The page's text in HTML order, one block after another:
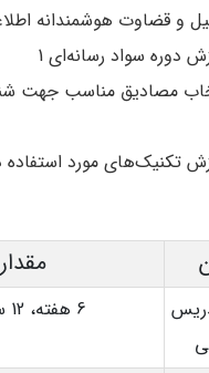
و قضاوت هوشمندانه
دوره سواد رسانه‌ای 1
مصادیق مناسب جهت
تکنیک‌های مورد استفاده
مقدار
6 هفته، 12 ساعت